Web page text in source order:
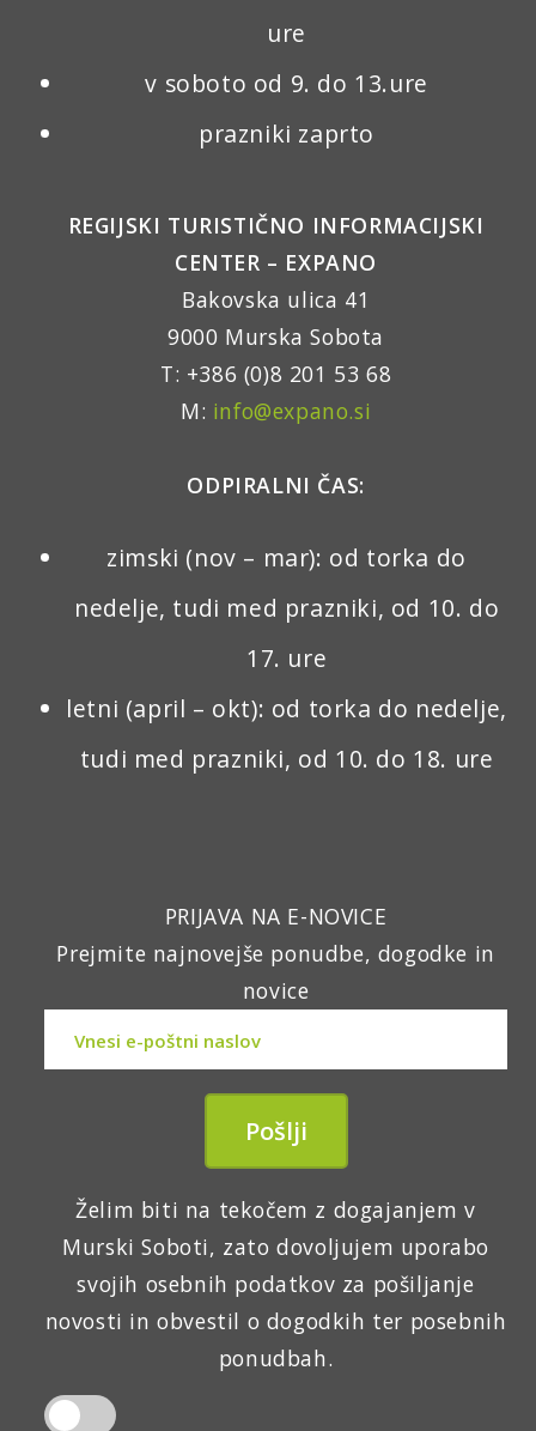
ure
v soboto od 9. do 13.ure
prazniki zaprto
REGIJSKI TURISTIČNO INFORMACIJSKI
CENTER – EXPANO
Bakovska ulica 41
9000 Murska Sobota
T: +386 (0)8 201 53 68
M: info@expano.si
ODPIRALNI ČAS:
zimski (nov – mar): od torka do
nedelje, tudi med prazniki, od 10. do
17. ure
letni (april – okt): od torka do nedelje,
tudi med prazniki, od 10. do 18. ure
PRIJAVA NA E-NOVICE
Prejmite najnovejše ponudbe, dogodke in
novice
Želim biti na tekočem z dogajanjem v
Murski Soboti, zato dovoljujem uporabo
svojih osebnih podatkov za pošiljanje
novosti in obvestil o dogodkih ter posebnih
ponudbah.